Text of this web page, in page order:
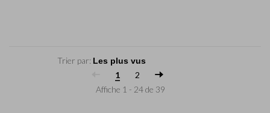
Trier par:
1
2
Affiche 1 - 24 de 39